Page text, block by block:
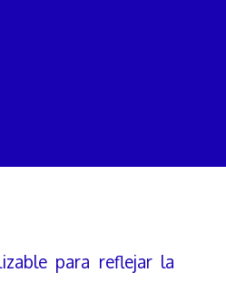
para reflejar la